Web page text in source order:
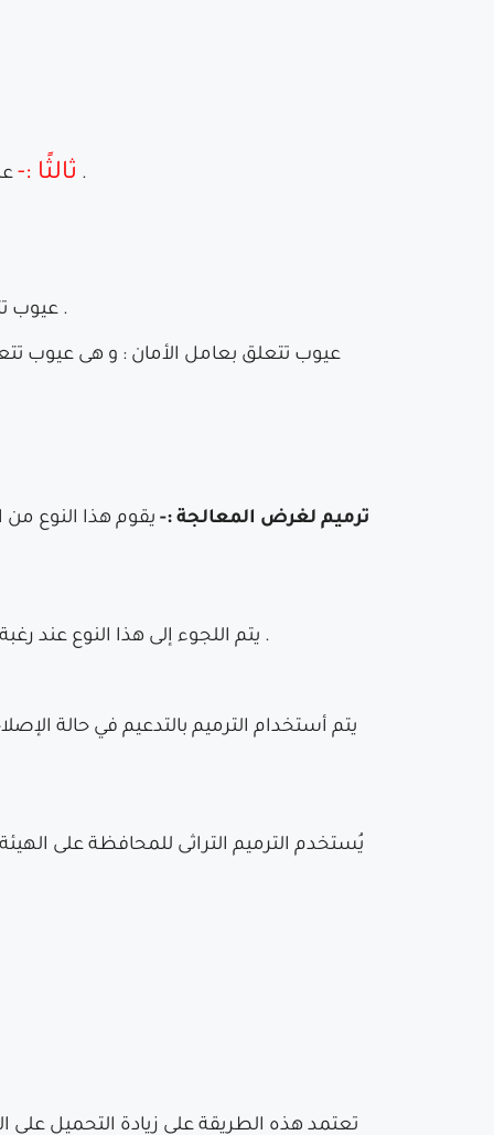
ثالثًا :- عمل بعض التقارير عن الوضع الحالى للمبنى و الخطة المقترحة للإصلاحات و أساليب الترميم التى سيتم إتباعها .
*عيوب تتعلق بصلاحية الأستخدام : حيث تبدأ هذه العيوب بتشققات تظهر فى الجدران ثم بالعناصر الحاملة الإنشائية .
*ترميم لغرض المعالجة :- يقوم هذا النوع من
يتم اللجوء إلى هذا النوع عند رغبة مالك العقار فى إعادة تصميم واجهات المبنى الخارجية ، و لا يتضمن التدخل فى إصلاح الهيكل الداخلى للمبنى .
يتم أستخدام الترميم بالتدعيم في حالة
يُستخدم الترميم التراثى للمحافظة على
تعتمد هذه الطريقة على زيادة التحميل